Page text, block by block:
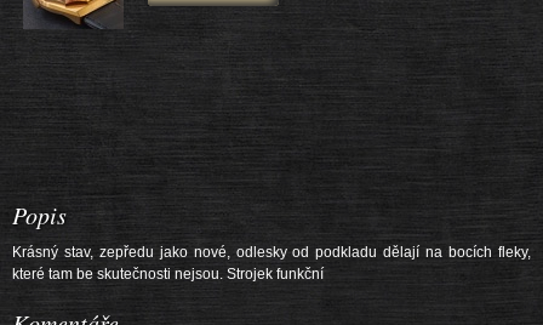
Popis
Krásný stav, zepředu jako nové, odlesky od podkladu dělají na bocích fleky,
které tam be skutečnosti nejsou. Strojek funkční